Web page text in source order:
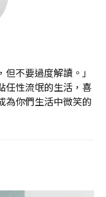
不要過度解讀。」
任性流氓的生活，喜
為你們生活中微笑的